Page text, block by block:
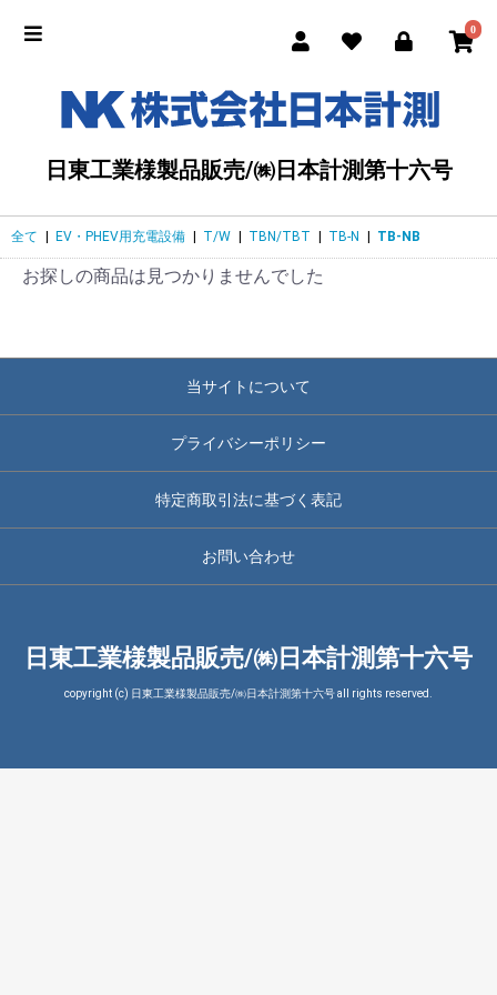
0
日東工業様製品販売/㈱日本計測第十六号
全て EV・PHEV用充電設備 T/W TBN/TBT TB-N TB-NB
お探しの商品は見つかりませんでした
当サイトについて
プライバシーポリシー
特定商取引法に基づく表記
お問い合わせ
日東工業様製品販売/㈱日本計測第十六号
copyright (c) 日東工業様製品販売/㈱日本計測第十六号 all rights reserved.